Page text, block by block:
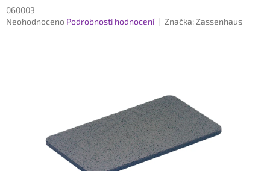
060003
Průměrné
Neohodnoceno Podrobnosti hodnocení Značka:Zassenhaus